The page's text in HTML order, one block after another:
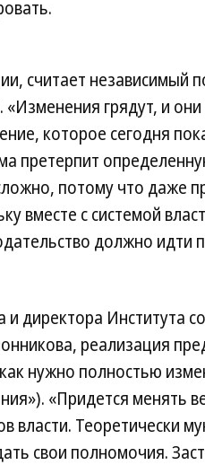
считает независимый
грядут, и
которое сегодня
претерпит
потому что даже
вместе с системой
должно идти
директора Института
реализация
нужно полностью
«Придется менять
власти. Теоретически
свои полномочия.